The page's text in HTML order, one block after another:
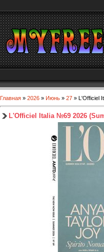
Главная » 2026 » Июнь » 27 » L'Officiel
L'Officiel Italia №69 2026